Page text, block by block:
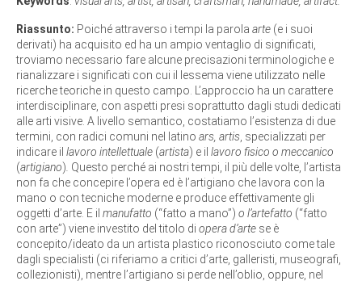
Riassunto: Poiché attraverso i tempi la parola arte (e i suoi
derivati) ha acquisito ed ha un ampio ventaglio di significati,
troviamo necessario fare alcune precisazioni terminologiche e
rianalizzare i significati con cui il lessema viene utilizzato nelle
ricerche teoriche in questo campo. L’approccio ha un carattere
interdisciplinare, con aspetti presi soprattutto dagli studi dedicati
alle arti visive. A livello semantico, costatiamo l’esistenza di due
termini, con radici comuni nel latino ars, artis , specializzati per
indicare il lavoro intellettuale (artista) e il lavoro fisico o meccanico
(artigiano) Questo perché ai nostri tempi, il più delle volte, l’artista
non fa che concepire l’opera ed è l’artigiano che lavora con la
mano o con tecniche moderne e produce effettivamente gli
oggetti d’arte. E il manufatto (“fatto a mano”) o l’artefatto (“fatto
con arte”) viene investito del titolo di opera d’arte se è
concepito/ideato da un artista plastico riconosciuto come tale
dagli specialisti (ci riferiamo a critici d’arte, galleristi, museografi,
collezionisti), mentre l’artigiano si perde nell’oblio, oppure, nel